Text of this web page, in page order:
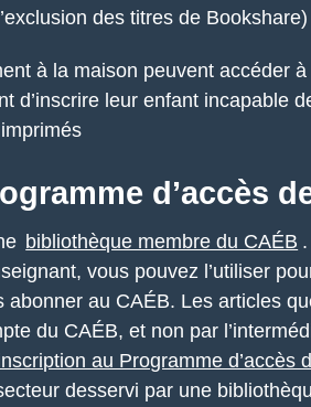
des titres de
à la maison peuvent accéder
d’inscrire leur enfant incapable
d’accès
bibliothèque membre du CAÉB
vous pouvez l’utiliser
abonner au CAÉB. Les articles
du CAÉB, et non par
au Programme d’accès
desservi par une